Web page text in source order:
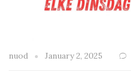
nuod January 2, 2025